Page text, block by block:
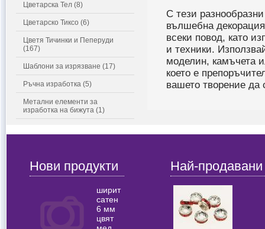
Цветарска Тел (8)
Цветарско Тиксо (6)
Цветя Тичинки и Пеперуди
(167)
Шаблони за изрязване (17)
Ръчна изработка (5)
Метални елементи за
изработка на бижута (1)
С тези
вълшебна
всеки повод, като
и техники.
моделин, камъчета
което е
вашето творение да
Нови продукти
ширит
сатен
6 мм
цвят
Най-продавани